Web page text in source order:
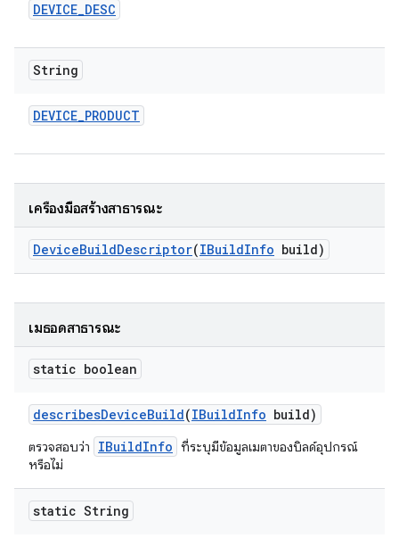
DEVICE_DESC
String
DEVICE_PRODUCT
เครื่องมือสร้างสาธารณะ
DeviceBuildDescriptor(IBuildInfo build)
เมธอดสาธารณะ
static boolean
describesDeviceBuild(IBuildInfo build)
ตรวจสอบว่า IBuildInfo ที่ระบุมีข้อมูลเมตาของบิลด์อุปกรณ์
หรือไม่
static String